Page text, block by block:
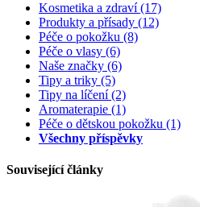
Kosmetika a zdraví(17)
Produkty a přísady (12)
Péče o pokožku (8)
Péče o vlasy (6)
Naše značky (6)
Tipy a triky (5)
Tipy na líčení(2)
Aromaterapie (1)
Péče o dětskou pokožku (1)
Všechny příspěvky
Související články